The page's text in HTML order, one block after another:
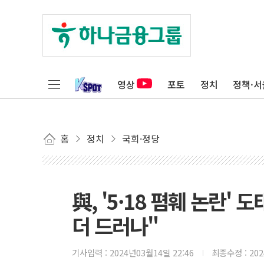
영상 포토 정치 정책·
홈 정치 국회·정당
與, '5·18 폄훼 논란'
더 드러나"
기사입력 : 2024년03월14일 22:46 최종수정 :